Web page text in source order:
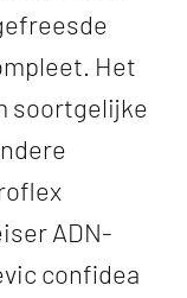
Het
soortgelijke
ADN-
confidea